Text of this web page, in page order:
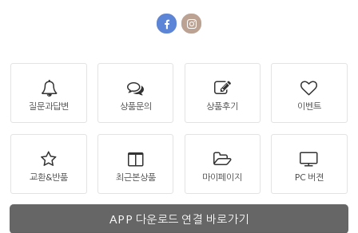
질문과답변 상품문의 상품후기 이벤트
교환&반품 최근본상품 마이페이지 PC 버젼
APP 다운로드 연결 바로가기